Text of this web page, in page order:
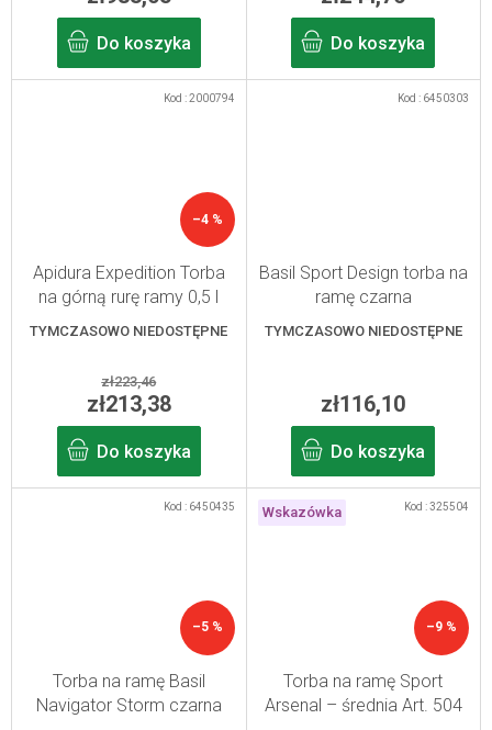
Do koszyka Do koszyka
–4 %
Apidura Expedition Torba
na górną rurę ramy 0,5 l
TYMCZASOWO NIEDOSTĘPNE
zł223,46
zł213,38
Do koszyka
Kod :2000794
Basil Sport Design torba na
ramę czarna
wodoodporna 1 l
TYMCZASOWO NIEDOSTĘPNE
zł116,10
Do koszyka
Kod : 6450303
–5 %
Torba na ramę Basil
Navigator Storm czarna
Kod : 6450435 Wskazówka
–9 %
Torba na ramę Sport
Arsenal – średnia Art. 504
Kod :325504